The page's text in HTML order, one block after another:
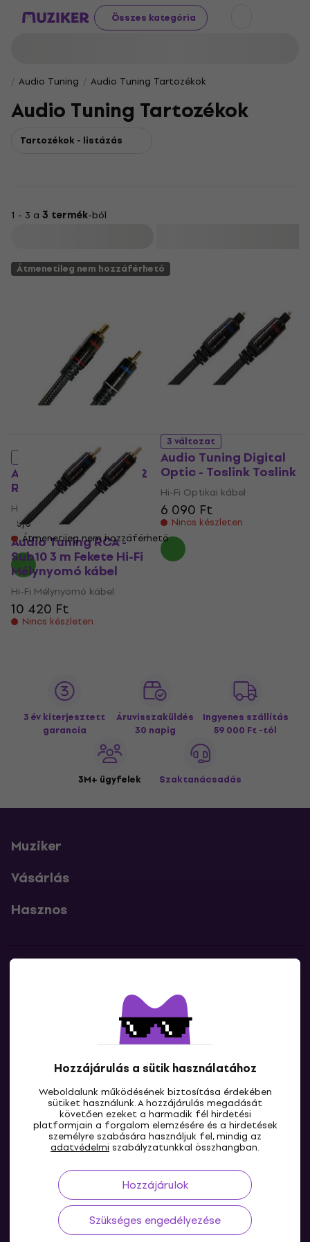
Összes kategória
Hozzájárulás a sütik használatához
Weboldalunk működésének biztosítása érdekében
sütiket használunk. A hozzájárulás megadását
követően ezeket a harmadik fél hirdetési
platformjain a forgalom elemzésére és a hirdetések
személyre szabására használjuk fel, mindig az
adatvédelmi szabályzatunkkal összhangban.
Hozzájárulok
Szükséges engedélyezése
Audio Tuning Audio Tuning Tartozékok
Audio Tuning Tartozékok
Tartozékok - listázás
1 - 3 a 3 termék-ból
Átmenetileg nem hozzáférhető
3 változat
Audio Tuning 2 RCA - 2
RCA RCA Cinch Male
Hi-Fi Audio kábel
5/5
Átmenetileg nem hozzáférhető
3 változat
Audio Tuning Digital
Optic - Toslink Toslink
Hi-Fi Optikai kábel
6 090 Ft
Nincs készleten
Audio Tuning RCA -
Sub10 3 m Fekete Hi-Fi
Mélynyomó kábel
Hi-Fi Mélynyomó kábel
10 420 Ft
Nincs készleten
3 év kiterjesztett
garancia
Áruvisszaküldés
30 napig
Ingyenes szállítás
59 000 Ft -tól
3M+ ügyfelek Szaktanácsadás
Muziker
Vásárlás
Hasznos
Lépj kapcsolatba velünk
HU